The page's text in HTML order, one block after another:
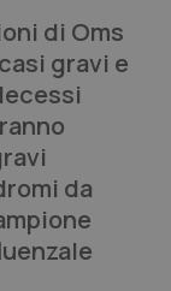
di Oms
gravi e
da